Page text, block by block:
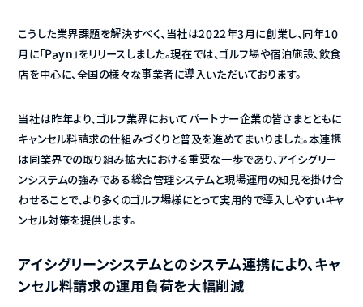
こうした業界課題を解決すべく、当社は2022年3月に創業し、同年10
月に「Payn」をリリースしました。現在では、ゴルフ場や宿泊施設、飲食
店を中心に、全国の様々な事業者に導入いただいております。
当社は昨年より、ゴルフ業界においてパートナー企業の皆さまとともに
キャンセル料請求の仕組みづくりと普及を進めてまいりました。本連携
は同業界での取り組み拡大における重要な一歩であり、アイシグリー
ンシステムの強みである総合管理システムと現場運用の知見を掛け合
わせることで、より多くのゴルフ場様にとって実用的で導入しやすいキャ
ンセル対策を提供します。
アイシグリーンシステムとのシステム連携により、キャ
ンセル料請求の運用負荷を大幅削減